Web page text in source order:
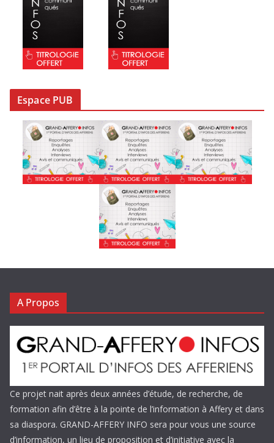
Espace PUB
A Propos
Ce projet nait après deux années d’étude, de recherche, de
formation afin d’être à la pointe de l’information à Affery et dans
sa diaspora. GRAND-AFFERY INFO sera pour vous une source
d’information, un lieu de proposition et d’initiative avec la